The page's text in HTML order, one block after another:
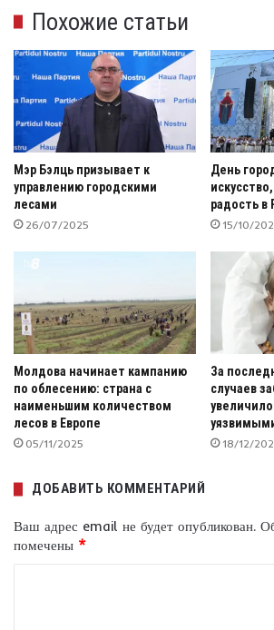
Похожие статьи
Мэр Бэлць призывает к
управлению городскими
лесами
26/07/2025
День
радость в
15/10/
Молдова начинает кампанию
по облесению: страна с
наименьшим количеством
лесов в Европе
05/11/2025
За
случаев
18/12/
ДОБАВИТЬ КОММЕНТАРИЙ
Ваш адрес email не будет опубликован.
помечены *